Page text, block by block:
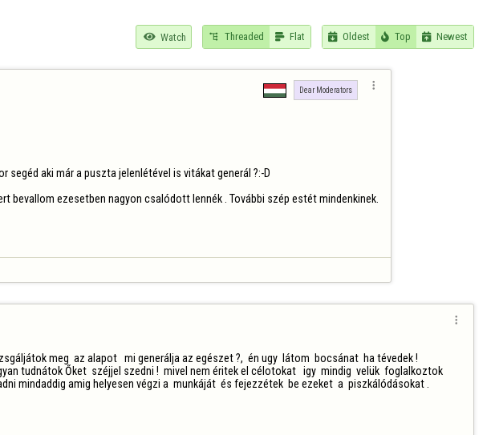
 Watch  Threaded  Flat  Oldest  Top  Newest
Dear Moderators 
segéd aki már a puszta jelenlétével is vitákat generál ?:-D
bevallom ezesetben nagyon csalódott lennék . További szép estét mindenkinek.

meg  az alapot   mi generálja az egészet ?,  én ugy  látom  bocsánat  ha tévedek !
tudnátok Őket  széjjel szedni !  mivel nem éritek el célotokat   igy  mindig  velük  foglalkoztok
mindaddig amig helyesen végzi a  munkáját  és fejezzétek  be ezeket  a  piszkálódásokat .